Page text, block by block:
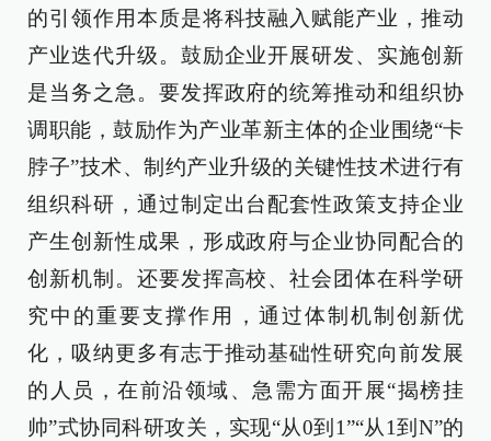
的引领作用本质是将科技融入赋能产业，推动
产业迭代升级。鼓励企业开展研发、实施创新
是当务之急。要发挥政府的统筹推动和组织协
调职能，鼓励作为产业革新主体的企业围绕“卡
脖子”技术、制约产业升级的关键性技术进行有
组织科研，通过制定出台配套性政策支持企业
产生创新性成果，形成政府与企业协同配合的
创新机制。还要发挥高校、社会团体在科学研
究中的重要支撑作用，通过体制机制创新优
化，吸纳更多有志于推动基础性研究向前发展
的人员，在前沿领域、急需方面开展“揭榜挂
帅”式协同科研攻关，实现“从0到1”“从1到N”的